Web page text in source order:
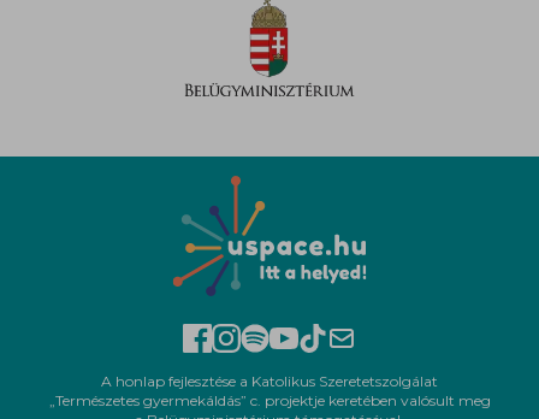
A honlap fejlesztése a Katolikus Szeretetszolgálat
„Természetes gyermekáldás” c. projektje keretében valósult meg